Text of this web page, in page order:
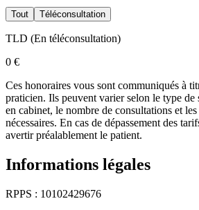
Tout Téléconsultation
TLD (En téléconsultation)
0 €
Ces honoraires vous sont communiqués à
praticien. Ils peuvent varier selon le type de
en cabinet, le nombre de consultations et
nécessaires. En cas de dépassement des
avertir préalablement le patient.
Informations légales
RPPS : 10102429676